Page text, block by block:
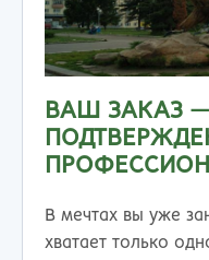
ВАШ ЗАКАЗ
В мечтах вы уже
хватает только